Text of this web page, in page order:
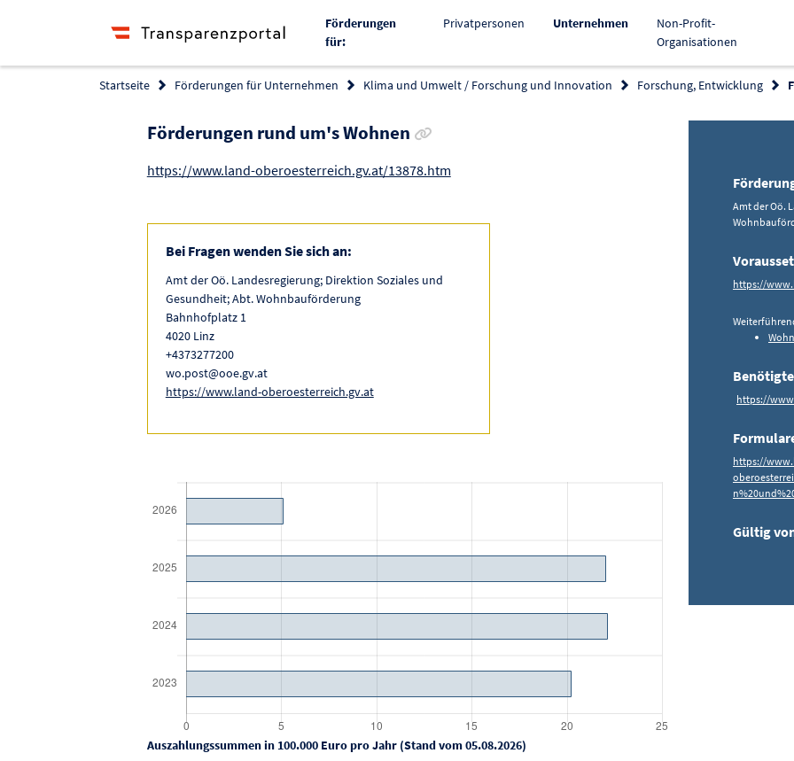
Förderungen
für:
Privatpersonen UnternehmenAktiv Non-Profit-
Organisationen
Startseite Förderungen für Unternehmen Klima und Umwelt / Forschung und Innovation Forschung, Entwicklung
Förderungen rund um's Wohnen Link zur Förderung kopieren
https://www.land-oberoesterreich.gv.at/13878.htm
Bei Fragen wenden Sie sich an:
Amt der Oö. Landesregierung; Direktion Soziales und
Gesundheit; Abt. Wohnbauförderung
Bahnhofplatz 1
4020 Linz
+4373277200
wo.post@ooe.gv.at
https://www.land-oberoesterreich.gv.at
Auszahlungssummen in 100.000 Euro pro Jahr (Stand vom 05.08.2026)
Amt der Oö.
https://
https://
https://
Gültig